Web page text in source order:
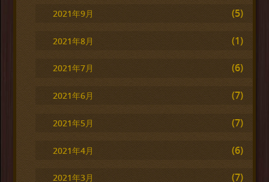
2021年9月 (5)
2021年8月 (1)
2021年7月 (6)
2021年6月 (7)
2021年5月 (7)
2021年4月 (6)
2021年3月 (7)